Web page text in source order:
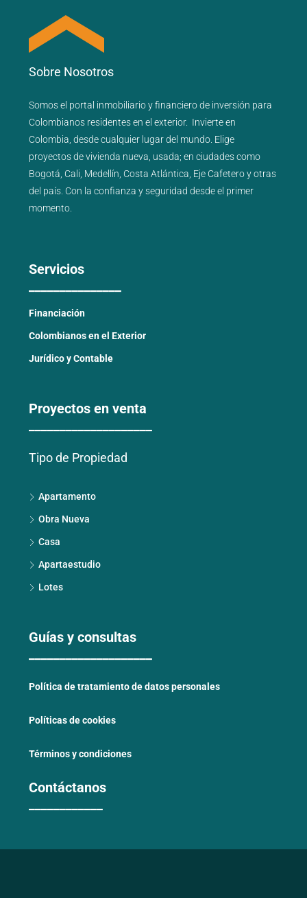
Sobre Nosotros
Somos el portal inmobiliarioyfinancierode inversión para
Colombianos residentes en el exterior. Invierte en
Colombia, desde cualquier lugar del mundo. Elige
proyectos devivienda nueva usada; en ciudades como
Bogotá Cali Medellín Costa Atlántica Eje Cafeteroyotras
del país . Con la confianza y seguridad desde el primer
momento.
Servicios
Financiación
Colombianos en el Exterior
Jurídico y Contable
Proyectos en venta
Tipo de Propiedad
Apartamento
Obra Nueva
Casa
Apartaestudio
Lotes
Guías y consultas
Política de tratamiento de datos personales
Políticas de cookies
Términos y condiciones
Contáctanos